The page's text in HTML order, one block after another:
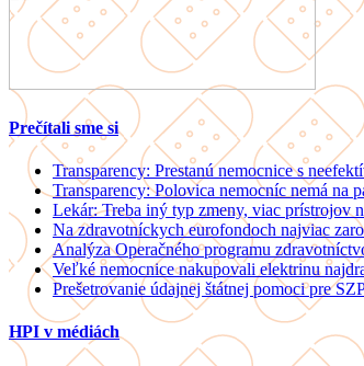
Prečítali sme si
Transparency: Prestanú nemocnice s
Transparency: Polovica nemocníc nemá na
Lekár: Treba iný typ zmeny, viac prístrojov
Na zdravotníckych eurofondoch najviac
Analýza Operačného programu
Veľké nemocnice nakupovali elektrinu
Prešetrovanie údajnej štátnej pomoci pre
HPI v médiách